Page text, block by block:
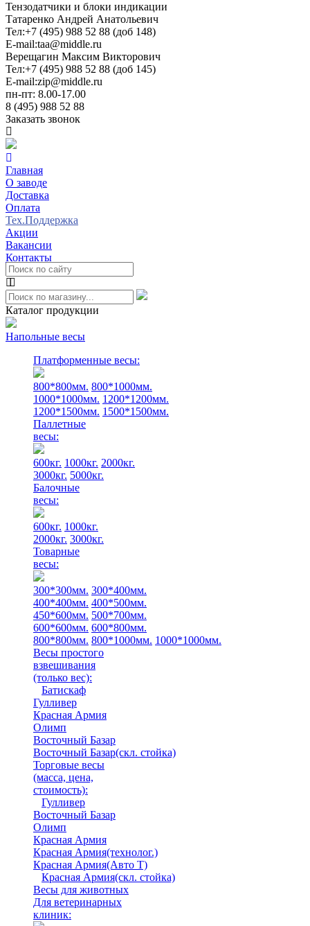
Тензодатчики и блоки индикации
Татаренко Андрей Анатольевич
Тел:+7 (495) 988 52 88 (доб 148)
E-mail:taa@middle.ru
Верещагин Максим Викторович
Тел:+7 (495) 988 52 88 (доб 145)
E-mail:zip@middle.ru
пн-пт: 8.00-17.00
8 (495) 988 52 88
Заказать звонок
Главная
О заводе
Доставка
Оплата
Тех.Поддержка
Акции
Вакансии
Контакты
Каталог продукции
Напольные весы
Платформенные весы:
800*800мм. 800*1000мм.
1000*1000мм. 1200*1200мм.
1200*1500мм. 1500*1500мм.
Паллетные
весы:
600кг. 1000кг. 2000кг.
3000кг. 5000кг.
Балочные
весы:
600кг. 1000кг.
2000кг. 3000кг.
Товарные
весы:
300*300мм. 300*400мм.
400*400мм. 400*500мм.
450*600мм. 500*700мм.
600*600мм. 600*800мм.
800*800мм. 800*1000мм. 1000*1000мм.
Весы простого
взвешивания
(только вес):
Батискаф
Гулливер
Красная Армия
Олимп
Восточный Базар
Восточный Базар(скл. стойка)
Торговые весы
(масса, цена,
стоимость):
Гулливер
Восточный Базар
Олимп
Красная Армия
Красная Армия(технолог.)
Красная Армия(Авто Т)
Красная Армия(скл. стойка)
Весы для животных
Для ветеринарных
клиник: